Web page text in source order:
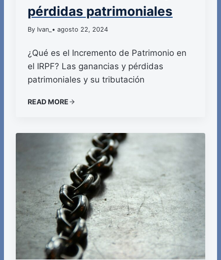
pérdidas patrimoniales
By Ivan_ • agosto 22, 2024
¿Qué es el Incremento de Patrimonio en
el IRPF? Las ganancias y pérdidas
patrimoniales y su tributación
READ MORE